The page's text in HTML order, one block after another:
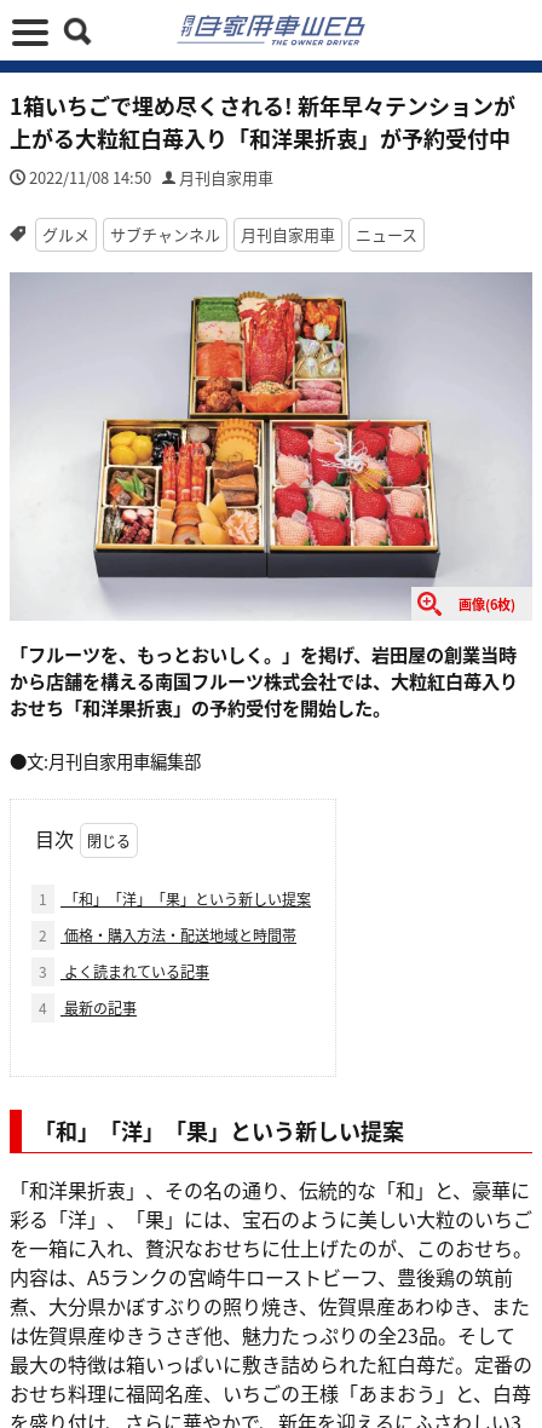
1箱いちごで埋め尽くされる! 新年早々テンションが
上がる大粒紅白苺入り「和洋果折衷」が予約受付中
2022/11/08 14:50 月刊自家用車
グルメ サブチャンネル 月刊自家用車 ニュース
画像(6枚)
「フルーツを、もっとおいしく。」を掲げ、岩田屋の創業当時
から店舗を構える南国フルーツ株式会社では、大粒紅白苺入り
おせち「和洋果折衷」の予約受付を開始した。
●文:月刊自家用車編集部
目次
1
「和」「洋」「果」という新しい提案
2
価格・購入方法・配送地域と時間帯
3
よく読まれている記事
4
最新の記事
「和」「洋」「果」という新しい提案
「和洋果折衷」、その名の通り、伝統的な「和」と、豪華に
彩る「洋」、「果」には、宝石のように美しい大粒のいちご
を一箱に入れ、贅沢なおせちに仕上げたのが、このおせち。
内容は、A5ランクの宮崎牛ローストビーフ、豊後鶏の筑前
煮、大分県かぼすぶりの照り焼き、佐賀県産あわゆき、また
は佐賀県産ゆきうさぎ他、魅力たっぷりの全23品。そして
最大の特徴は箱いっぱいに敷き詰められた紅白苺だ。定番の
おせち料理に福岡名産、いちごの王様「あまおう」と、白苺